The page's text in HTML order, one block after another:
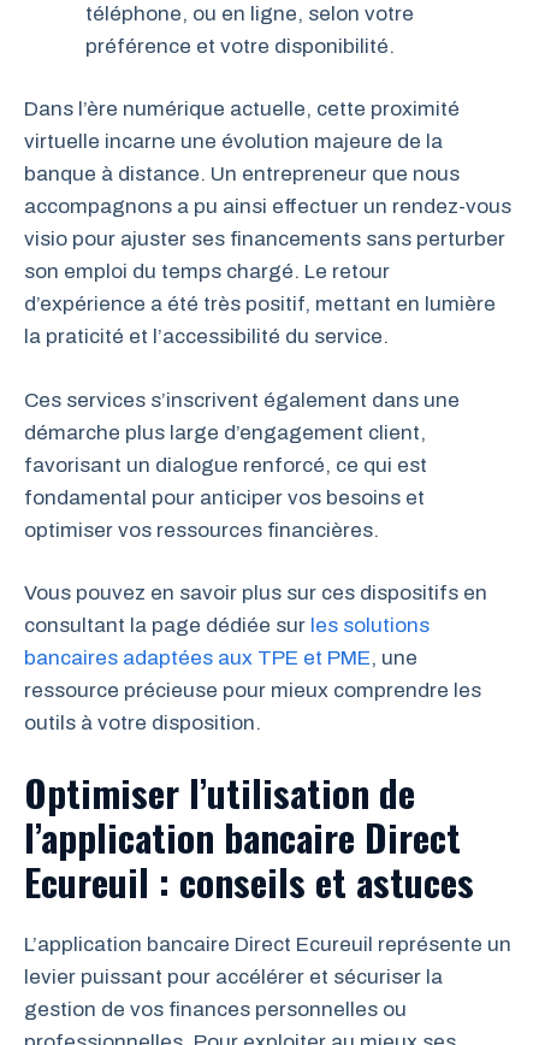
téléphone, ou en ligne, selon votre
préférence et votre disponibilité.
Dans l’ère numérique actuelle, cette proximité
virtuelle incarne une évolution majeure de la
banque à distance. Un entrepreneur que nous
accompagnons a pu ainsi effectuer un rendez-vous
visio pour ajuster ses financements sans perturber
son emploi du temps chargé. Le retour
d’expérience a été très positif, mettant en lumière
la praticité et l’accessibilité du service.
Ces services s’inscrivent également dans une
démarche plus large d’engagement client,
favorisant un dialogue renforcé, ce qui est
fondamental pour anticiper vos besoins et
optimiser vos ressources financières.
Vous pouvez en savoir plus sur ces dispositifs en
consultant la page dédiée sur les solutions
bancaires adaptées aux TPE et PME, une
ressource précieuse pour mieux comprendre les
outils à votre disposition.
Optimiser l’utilisation de
l’application bancaire Direct
Ecureuil : conseils et astuces
L’application bancaire Direct Ecureuil représente un
levier puissant pour accélérer et sécuriser la
gestion de vos finances personnelles ou